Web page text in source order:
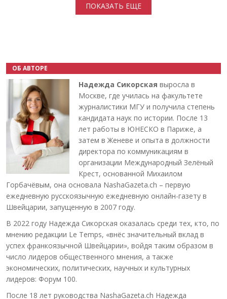
ПОКАЗАТЬ ЕЩЕ
ОБ АВТОРЕ
Надежда Сикорская выросла в
Москве, где училась на факультете
журналистики МГУ и получила степень
кандидата наук по истории. После 13
лет работы в ЮНЕСКО в Париже, а
затем в Женеве и опыта в должности
директора по коммуникациям в
организации Международный Зелёный
Крест, основанной Михаилом
Горбачёвым, она основала NashaGazeta.ch – первую
ежедневную русскоязычную ежедневную онлайн-газету в
Швейцарии, запущенную в 2007 году.
В 2022 году Надежда Сикорская оказалась среди тех, кто, по
мнению редакции Le Temps, «внёс значительный вклад в
успех франкоязычной Швейцарии», войдя таким образом в
число лидеров общественного мнения, а также
экономических, политических, научных и культурных
лидеров: Форум 100.
После 18 лет руководства NashaGazeta.ch Надежда